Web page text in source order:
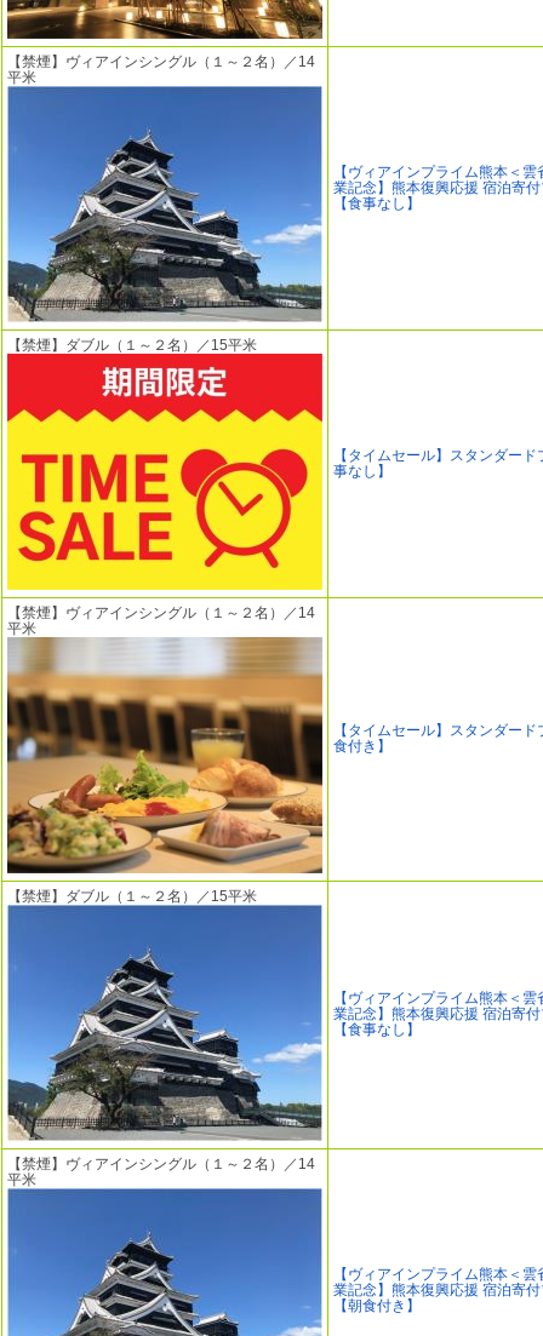
【禁煙】ヴィアインシングル（１～２名）／14
平米
【ヴィアインプライム熊本＜
業記念】熊本復興応援 宿泊寄
【食事なし】
【禁煙】ダブル（１～２名）／15平米
【タイムセール】スタンダー
事なし】
【禁煙】ヴィアインシングル（１～２名）／14
平米
【タイムセール】スタンダー
食付き】
【禁煙】ダブル（１～２名）／15平米
【ヴィアインプライム熊本＜
業記念】熊本復興応援 宿泊寄
【食事なし】
【禁煙】ヴィアインシングル（１～２名）／14
平米
【ヴィアインプライム熊本＜
業記念】熊本復興応援 宿泊寄
【朝食付き】